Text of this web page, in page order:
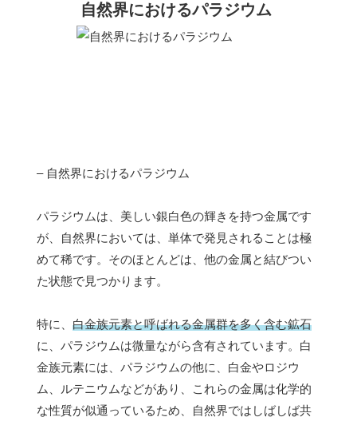
自然界におけるパラジウム
– 自然界におけるパラジウム
パラジウムは、美しい銀白色の輝きを持つ金属です
が、自然界においては、単体で発見されることは極
めて稀です。そのほとんどは、他の金属と結びつい
た状態で見つかります。
特に、 白金族元素と呼ばれる金属群を多く含む鉱石
に、パラジウムは微量ながら含有されています。白
金族元素には、パラジウムの他に、白金やロジウ
ム、ルテニウムなどがあり、これらの金属は化学的
な性質が似通っているため、自然界ではしばしば共